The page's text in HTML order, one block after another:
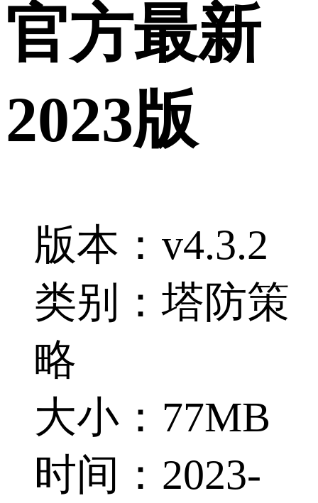
官方最新
2023版
版本：v4.3.2
类别：塔防策
略
大小：77MB
时间：2023-